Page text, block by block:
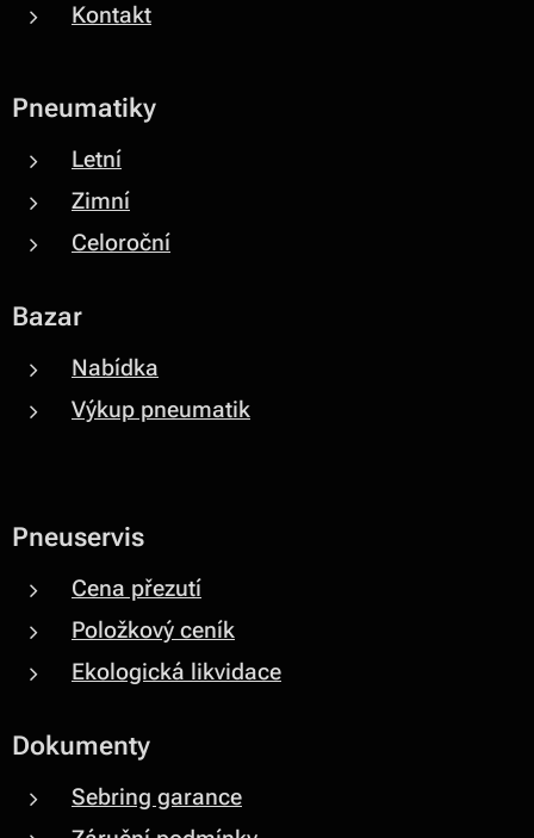
Kontakt
Pneumatiky
Letní
Zimní
Celoroční
Bazar
Nabídka
Výkup pneumatik
Pneuservis
Cena přezutí
Položkový ceník
Ekologická likvidace
Dokumenty
Sebring garance